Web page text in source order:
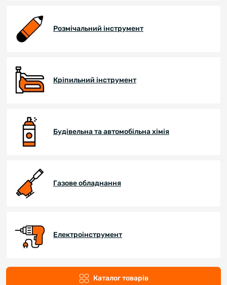
Розмічальний інструмент
Кріпильний інструмент
Будівельна та автомобільна хімія
Газове обладнання
Електроінструмент
Каталог товарів